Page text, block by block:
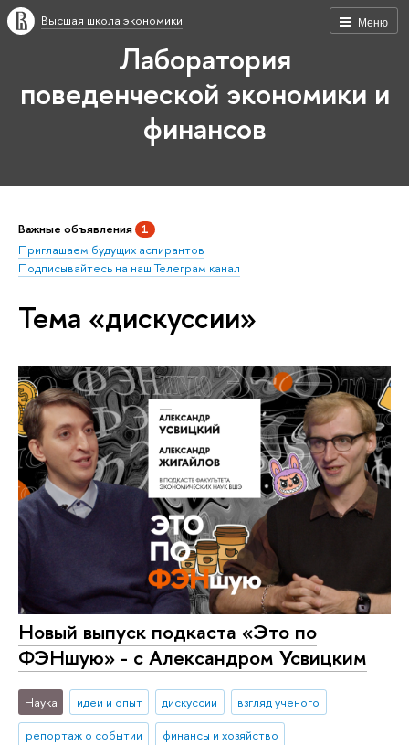
Меню
Высшая школа экономики
Лаборатория
поведенческой экономики и
финансов
Важные объявления 1
Приглашаем будущих аспирантов
Подписывайтесь на наш Телеграм канал
Тема «дискуссии»
Новый выпуск подкаста «Это по
ФЭНшую» - с Александром Усвицким
Наука идеи и опыт дискуссии
взгляд ученого
репортаж о событии
финансы и хозяйство